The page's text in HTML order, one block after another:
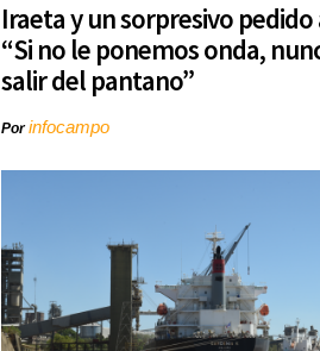
Iraeta y un sorpresivo
“Si no le ponemos onda,
salir del pantano”
Porinfocampo